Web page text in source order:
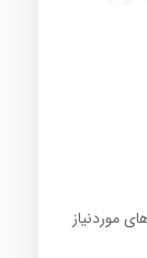
موردنیاز